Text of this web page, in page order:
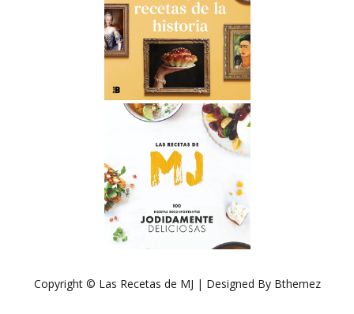
Copyright © Las Recetas de MJ | Designed By Bthemez